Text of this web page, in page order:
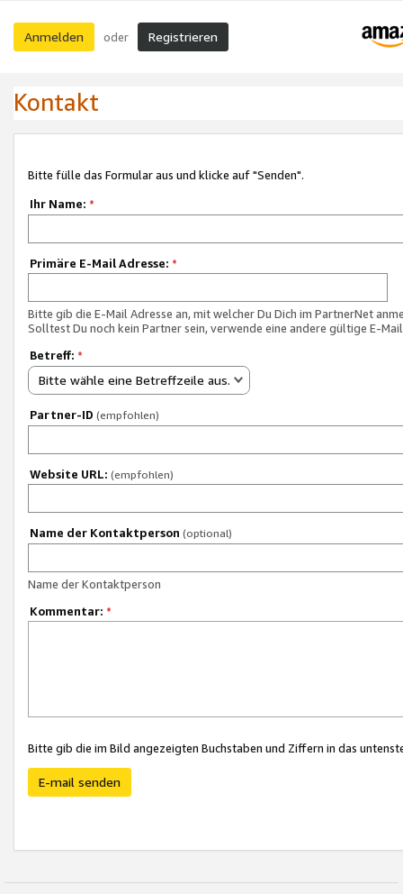
Anmelden oder Registrieren
Kontakt
Bitte fülle das Formular aus und klicke auf "Senden".
Ihr Name: *
Primäre E-Mail Adresse: *
Bitte gib die E-Mail Adresse an, mit welcher Du Dich im PartnerNet
Solltest Du noch kein Partner sein, verwende eine andere gültige E-
Betreff: *
Bitte wähle eine Betreffzeile aus.
Partner-ID (empfohlen)
Website URL: (empfohlen)
Name der Kontaktperson (optional)
Name der Kontaktperson
Kommentar: *
Bitte gib die im Bild angezeigten Buchstaben und Ziffern in das
E-mail senden